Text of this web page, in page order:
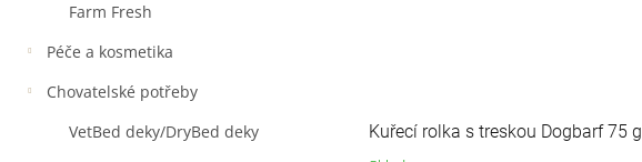
Farm Fresh
Péče a kosmetika
Chovatelské potřeby
VetBed deky/DryBed deky
Kuřecí rolka s treskou Dogbarf 75 g